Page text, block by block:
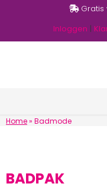
Gratis
Inloggen |
Home» Badmode
BADPAK